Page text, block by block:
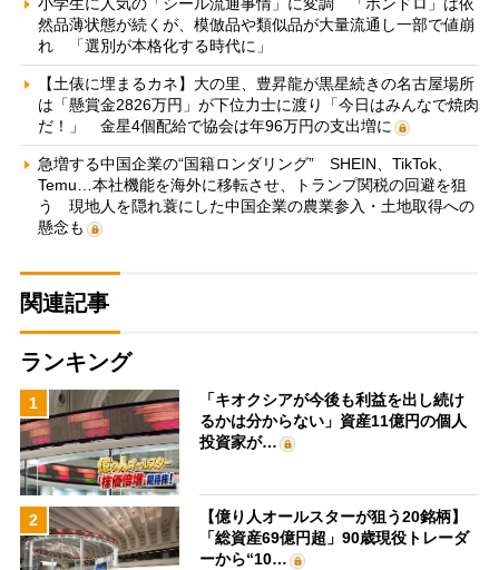
然品薄状態が続くが、模倣品や類似品が大量流通し一部で値崩
れ 「選別が本格化する時代に」
【土俵に埋まるカネ】大の里、豊昇龍が黒星続きの名古屋場所
は「懸賞金2826万円」が下位力士に渡り「今日はみんなで焼肉
だ！」 金星4個配給で協会は年96万円の支出増に
急増する中国企業の“国籍ロンダリング” SHEIN、TikTok、
Temu…本社機能を海外に移転させ、トランプ関税の回避を狙
う 現地人を隠れ蓑にした中国企業の農業参入・土地取得への
懸念も
関連記事
ランキング
1
「キオクシアが今後も利益を出し続け
るかは分からない」資産11億円の個人
投資家が…
2
【億り人オールスターが狙う20銘柄】
「総資産69億円超」90歳現役トレーダ
ーから“10…